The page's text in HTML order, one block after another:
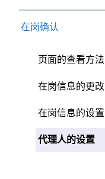
在岗确认
页面的查看方法
在岗信息的更改
在岗信息的设置
代理人的设置